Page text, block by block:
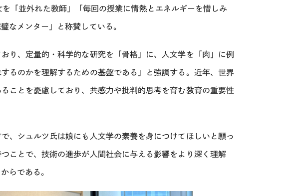
「並外れた教師」「毎回の授業に情熱とエネルギーを惜しみ
なメンター」と称賛している。
り、定量的・科学的な研究を「骨格」に、人文学を「肉」に例
るのかを理解するための基盤である」と強調する。近年、世界
ことを憂慮しており、共感力や批判的思考を育む教育の重要性
、シュルツ氏は娘にも人文学の素養を身につけてほしいと願っ
ことで、技術の進歩が人間社会に与える影響をより深く理解
らである。